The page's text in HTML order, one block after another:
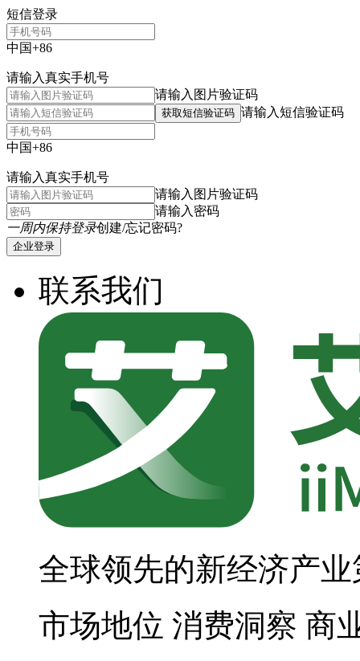
短信登录
中国+86
请输入真实手机号
请输入图片验证码
获取短信验证码 请输入短信验证码
中国+86
请输入真实手机号
请输入图片验证码
请输入密码
一周内保持登录创建/忘记密码?
企业登录
联系我们
全球领先的新经济产
市场地位 消费洞察 商